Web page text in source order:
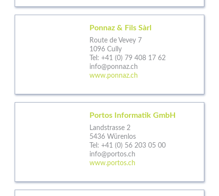
Ponnaz & Fils Sàrl
Route de Vevey 7
1096 Cully
Tel: +41 (0) 79 408 17 62
info@ponnaz.ch
www.ponnaz.ch
Portos Informatik GmbH
Landstrasse 2
5436 Würenlos
Tel: +41 (0) 56 203 05 00
info@portos.ch
www.portos.ch